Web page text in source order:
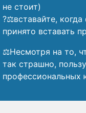
не стоит)
?‍⚖️вставайте,
принято вставать
⚖️Несмотря на то,
так страшно,
профессиональных